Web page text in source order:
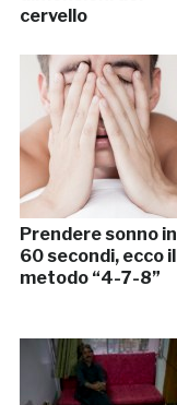
cervello
Prendere sonno in
60 secondi, ecco il
metodo “4-7-8”